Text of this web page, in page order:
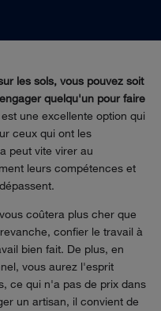
les sols, vous pouvez soit
quelqu'un pour faire
une excellente option qui
ceux qui ont les
peut vite virer au
leurs compétences et
coûtera plus cher que
confier le travail à
bien fait. De plus, en
vous aurez l'esprit
ce qui n'a pas de prix dans
un artisan, il convient de